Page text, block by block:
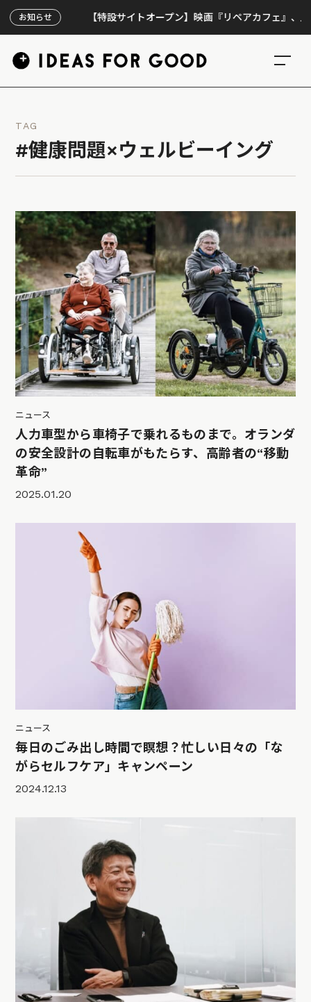
お知らせ【特設サイトオープン】映画『リペアカフェ』、上映300回
TAG
#健康問題×ウェルビーイング
ニュース
人力車型から車椅子で乗れるものまで。オランダ
の安全設計の自転車がもたらす、高齢者の“移動
革命”
2025.01.20
ニュース
毎日のごみ出し時間で瞑想？忙しい日々の「な
がらセルフケア」キャンペーン
2024.12.13